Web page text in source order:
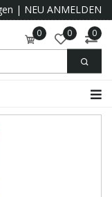
| NEU ANMELDEN
0 0 0